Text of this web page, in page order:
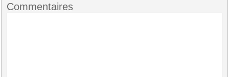
Commentaires